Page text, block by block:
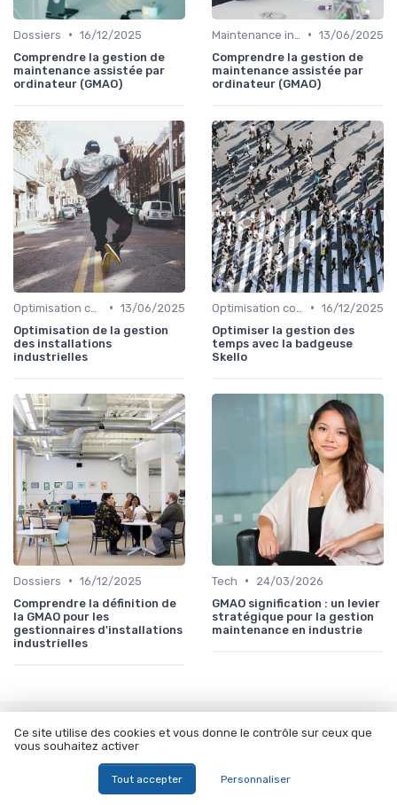
Dossiers • 16/12/2025
Comprendre la gestion de
maintenance assistée par
ordinateur (GMAO)
• 13/06/2025
Comprendre la gestion de
maintenance assistée par
ordinateur (GMAO)
• 13/06/2025
Optimisation de la gestion
des installations
industrielles
• 16/12/2025
Optimiser la gestion des
temps avec la badgeuse
Skello
Dossiers • 16/12/2025
Comprendre la définition de
la GMAO pour les
gestionnaires d'installations
industrielles
Tech •
24/03/2026
GMAO signification : un levier
stratégique pour la gestion
maintenance en industrie
Les articles par date
Septembre 2023
Novembre 2023
Ce site utilise des cookies et vous donne le contrôle sur ceux que
vous souhaitez activer
Tout accepter Personnaliser